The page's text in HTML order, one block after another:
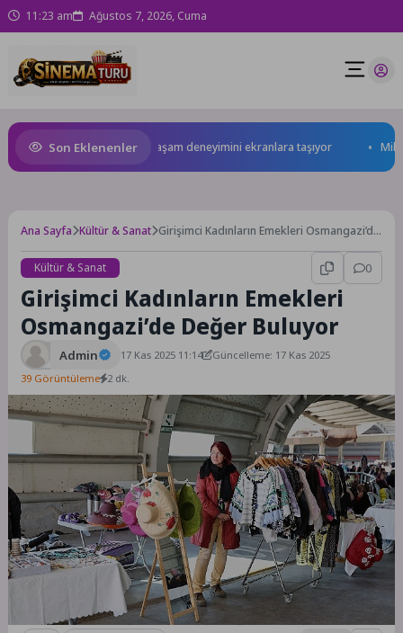
11:23 am Ağustos 7, 2026, Cuma
Son Eklenenler
Sung, Samsung akıllı yaşam deneyimini ekranlara taşıyor Milas
Ana Sayfa Kültür & Sanat Girişimci Kadınların Emekleri Osmangazi’de
Kültür & Sanat
0
Girişimci Kadınların Emekleri
Osmangazi’de Değer Buluyor
Admin 17 Kas 2025 11:14
Güncelleme: 17 Kas 2025
39 Görüntüleme 2 dk.